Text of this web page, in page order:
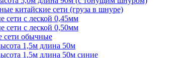
китайские сети (груза в шнуре)
сети с леской 0,45мм
сети с леской 0,50мм
сети обычные
1,5м длина 50м
1,5м длина 50м синие